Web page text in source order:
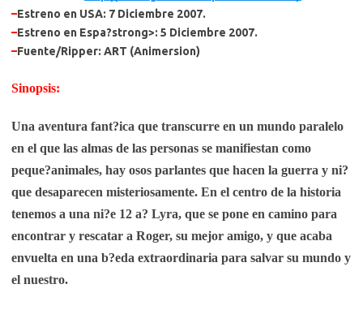
–Estreno en USA: 7 Diciembre 2007.
–Estreno en Espa?strong>: 5 Diciembre 2007.
–Fuente/Ripper: ART (Animersion)
Sinopsis:
Una aventura fant?ica que transcurre en un mundo paralelo
en el que las almas de las personas se manifiestan como
peque?animales, hay osos parlantes que hacen la guerra y ni?
que desaparecen misteriosamente. En el centro de la historia
tenemos a una ni?e 12 a? Lyra, que se pone en camino para
encontrar y rescatar a Roger, su mejor amigo, y que acaba
envuelta en una b?eda extraordinaria para salvar su mundo y
el nuestro.